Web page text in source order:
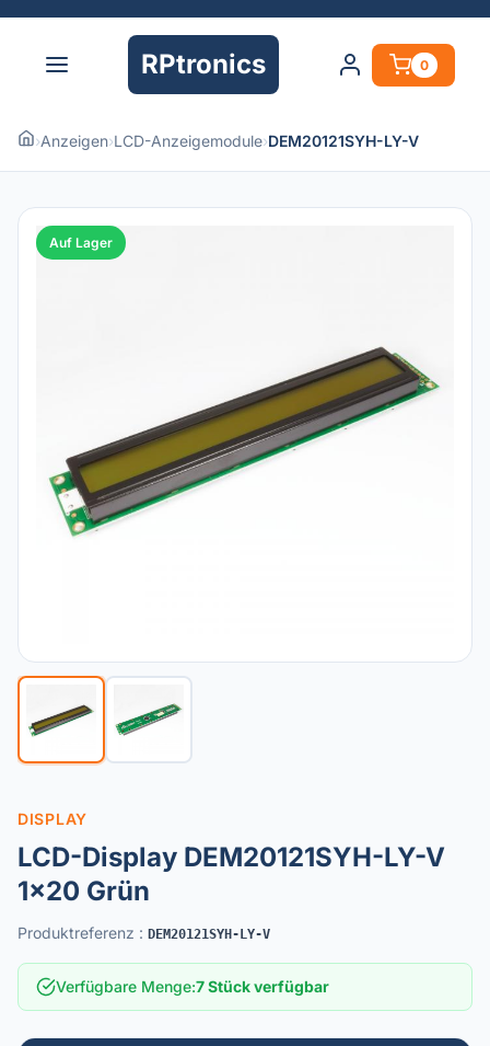
RPtronics 0
›Anzeigen›LCD-Anzeigemodule›DEM20121SYH-LY-V
Auf Lager
DISPLAY
LCD-Display DEM20121SYH-LY-V
1x20 Grün
Produktreferenz : DEM20121SYH-LY-V
Verfügbare Menge:7 Stück verfügbar